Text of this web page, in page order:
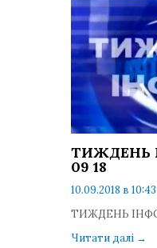
ТИЖДЕНЬ
09 18
10.09.2018 в 10:43
ТИЖДЕНЬ
Читати далі →